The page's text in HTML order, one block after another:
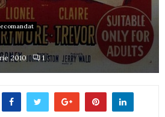
2010 1